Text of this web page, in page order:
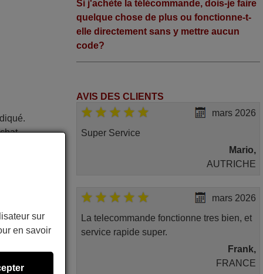
Si j'achète la télécommande, dois-je faire
quelque chose de plus ou fonctionne-t-
elle directement sans y mettre aucun
code?
AVIS DES CLIENTS
mars 2026
Super Service
Mario,
AUTRICHE
mars 2026
La telecommande fonctionne tres bien, et
service rapide super.
Frank,
FRANCE
sur
en savoir